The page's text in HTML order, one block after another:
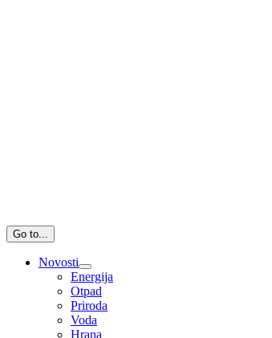
Go to...
Novosti
Energija
Otpad
Priroda
Voda
Hrana